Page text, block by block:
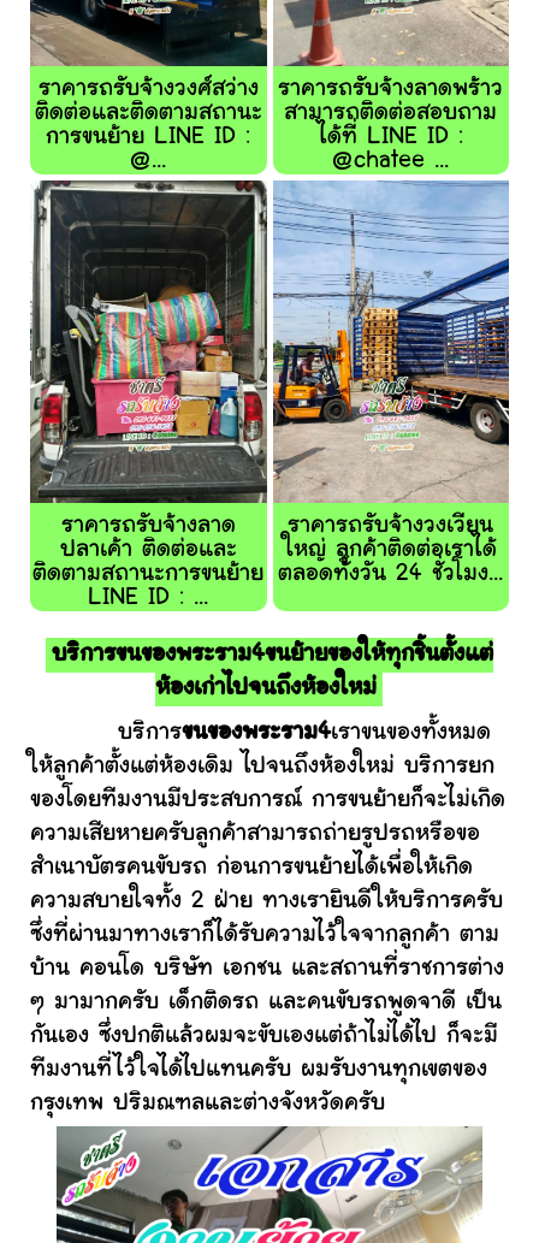
ราคารถรับจ้างวงศ์สว่าง
ติดต่อและติดตามสถานะ
การขนย้าย LINE ID :
@...
ราคารถรับจ้างลาดพร้าว
สามารถติดต่อสอบถาม
ได้ที่ LINE ID :
@chatee ...
ราคารถรับจ้างลาด
ปลาเค้า ติดต่อและ
ติดตามสถานะการขนย้าย
LINE ID : ...
ราคารถรับจ้างวงเวียน
ใหญ่ ลูกค้าติดต่อเราได้
ตลอดทั้งวัน 24 ชั่วโมง...
บริการขนของพระราม4ขนย้ายของให้ทุกชิ้นตั้งแต่
ห้องเก่าไปจนถึงห้องใหม่
บริการขนของพระราม4เราขนของทั้งหมด
ให้ลูกค้าตั้งแต่ห้องเดิม ไปจนถึงห้องใหม่ บริการยก
ของโดยทีมงานมีประสบการณ์ การขนย้ายก็จะไม่เกิด
ความเสียหายครับลูกค้าสามารถถ่ายรูปรถหรือขอ
สำเนาบัตรคนขับรถ ก่อนการขนย้ายได้เพื่อให้เกิด
ความสบายใจทั้ง 2 ฝ่าย ทางเรายินดีให้บริการครับ
ซึ่งที่ผ่านมาทางเราก็ได้รับความไว้ใจจากลูกค้า ตาม
บ้าน คอนโด บริษัท เอกชน และสถานที่ราชการต่าง
ๆ มามากครับ เด็กติดรถ และคนขับรถพูดจาดี เป็น
กันเอง ซึ่งปกติแล้วผมจะขับเองแต่ถ้าไม่ได้ไป ก็จะมี
ทีมงานที่ไว้ใจได้ไปแทนครับ ผมรับงานทุกเขตของ
กรุงเทพ ปริมณฑลและต่างจังหวัดครับ